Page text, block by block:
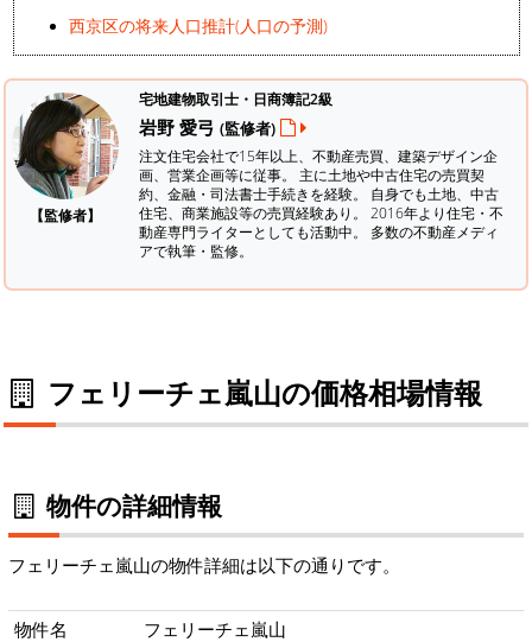
西京区の将来人口推計(人口の予測)
【監修者】
宅地建物取引士・日商簿記2級
岩野 愛弓 (監修者)
注文住宅会社で15年以上、不動産売買、建築デザイン企
画、営業企画等に従事。 主に土地や中古住宅の売買契
約、金融・司法書士手続きを経験。 自身でも土地、中古
住宅、商業施設等の売買経験あり。 2016年より住宅・不
動産専門ライターとしても活動中。 多数の不動産メディ
アで執筆・監修。
フェリーチェ嵐山の価格相場情報
物件の詳細情報
フェリーチェ嵐山の物件詳細は以下の通りです。
物件名
フェリーチェ嵐山